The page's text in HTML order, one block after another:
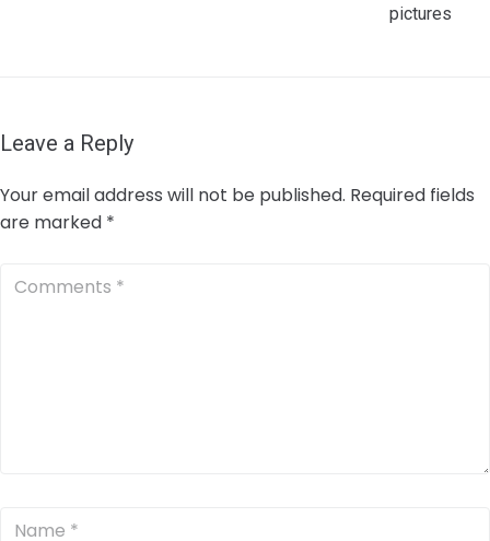
pictures
Leave a Reply
Your email address will not be published. Required fields
are marked *